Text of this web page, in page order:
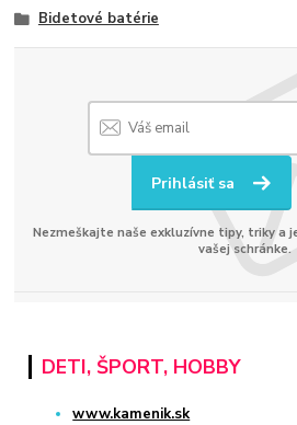
Bidetové batérie
Prihlásiť sa
Nezmeškajte naše exkluzívne tipy, triky a
vašej schránke.
DETI, ŠPORT, HOBBY
www.kamenik.sk